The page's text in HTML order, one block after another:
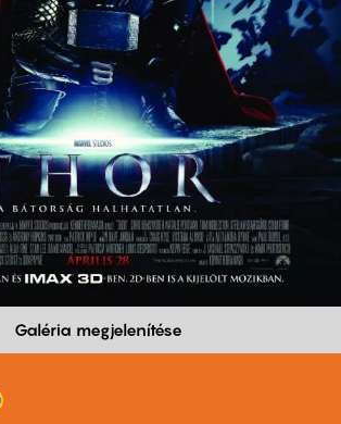
Galéria megjelenítése